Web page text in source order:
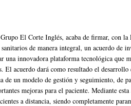
El Corte Inglés, acaba de firmar, con la
de manera integral, un acuerdo de
una innovadora plataforma tecnológica que
El acuerdo dará como resultado el desarrollo
un modelo de gestión y seguimiento, de
mejoras para el paciente. Mediante
a distancia, siendo completamente